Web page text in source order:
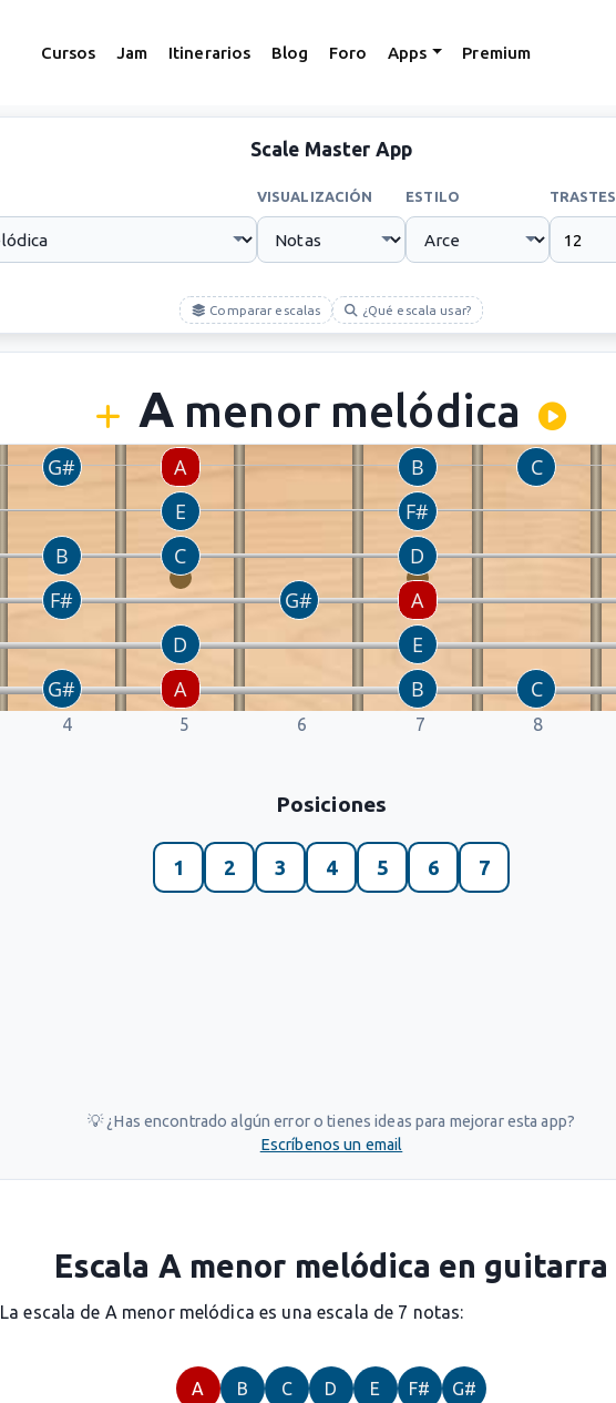
Cursos Jam Itinerarios Blog Foro Apps Premium
Scale Master App
VISUALIZACIÓN ESTILO TRASTES
Comparar escalas ¿Qué escala usar?
A menor melódica
4 5 6 7 8
Posiciones
1 2 3 4 5 6 7
💡 ¿Has encontrado algún error o tienes ideas para mejorar esta app?
Escríbenos un email
Escala A menor melódica en guitarra
La escala de A menor melódica es una escala de 7 notas:
A B C D E F# G#